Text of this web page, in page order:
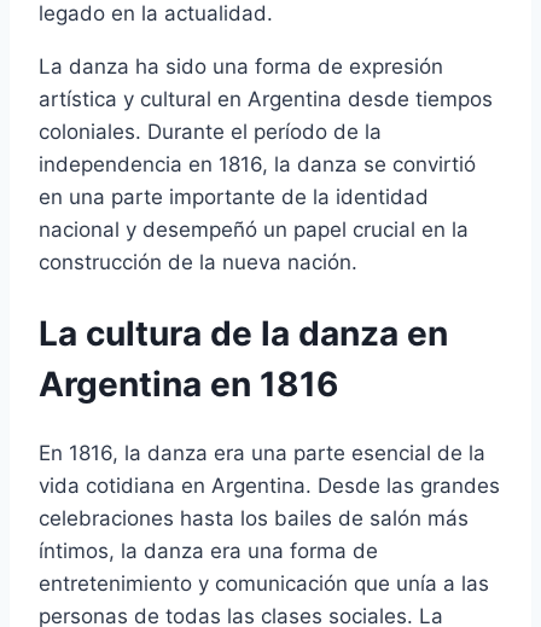
legado en la actualidad.
La danza ha sido una forma de expresión
artística y cultural en Argentina desde tiempos
coloniales. Durante el período de la
independencia en 1816, la danza se convirtió
en una parte importante de la identidad
nacional y desempeñó un papel crucial en la
construcción de la nueva nación.
La cultura de la danza en
Argentina en 1816
En 1816, la danza era una parte esencial de la
vida cotidiana en Argentina. Desde las grandes
celebraciones hasta los bailes de salón más
íntimos, la danza era una forma de
entretenimiento y comunicación que unía a las
personas de todas las clases sociales. La